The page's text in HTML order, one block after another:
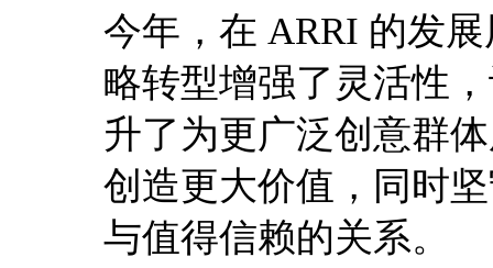
今年，在 ARRI 的发
略转型增强了灵活性
升了为更广泛创意群
创造更大价值，同时
与值得信赖的关系。